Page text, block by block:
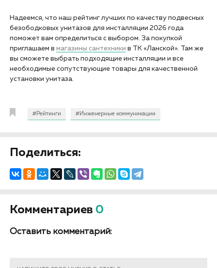
Надеемся, что наш рейтинг лучших по качеству подвесных
безободковых унитазов для инсталляции 2026 года
поможет вам определиться с выбором. За покупкой
приглашаем в магазины сантехники в ТК «Ланской». Там же
вы сможете выбрать подходящие инсталляции и все
необходимые сопутствующие товары для качественной
установки унитаза.
#Рейтинги #Инженерные коммуникации
Поделиться:
Комментариев 0
Оставить комментарий: